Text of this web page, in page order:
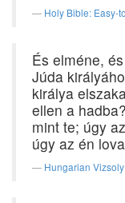
Holy Bible: Easy-
És elméne,
Júda
királya
ellen a
mint te; úgy
úgy az én
Hungarian